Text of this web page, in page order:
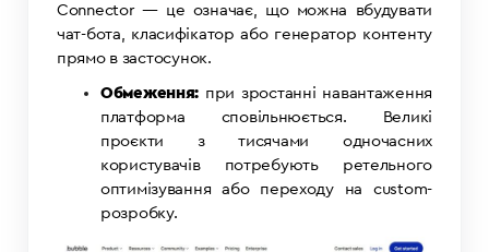
Connector — це означає, що можна вбудувати
чат-бота, класифікатор або генератор контенту
прямо в застосунок.
Обмеження: при зростанні навантаження
платформа сповільнюється. Великі
проєкти з тисячами одночасних
користувачів потребують ретельного
оптимізування або переходу на custom-
розробку.